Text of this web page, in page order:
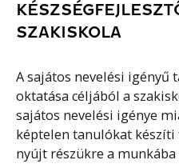
SZAKISKOLA
A sajátos nevelési igényű
oktatása céljából a
sajátos nevelési igénye
képtelen tanulókat készíti
nyújt részükre a munkába